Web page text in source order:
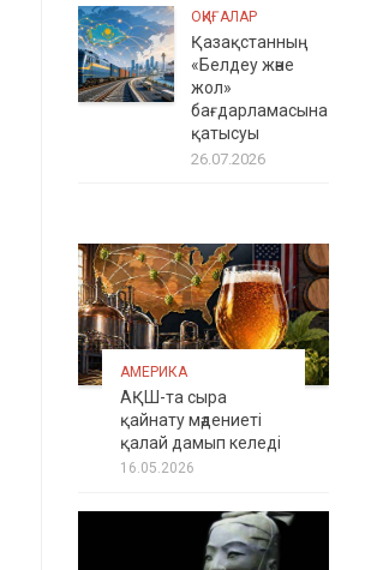
ОҚИҒАЛАР
Қазақстанның
«Белдеу және
жол»
бағдарламасына
қатысуы
26.07.2026
АМЕРИКА
АҚШ-та сыра
қайнату мәдениеті
қалай дамып келеді
16.05.2026